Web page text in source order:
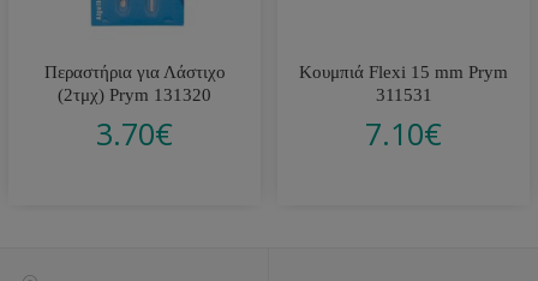
Περαστήρια για Λάστιχο
(2τμχ) Prym 131320
3.70€
Κουμπιά Flexi 15 mm Prym
311531
7.10€